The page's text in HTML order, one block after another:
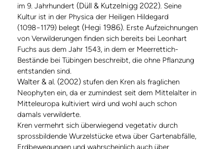
im 9. Jahrhundert (Düll & Kutzelnigg 2022). Seine
Kultur ist in der Physica der Heiligen Hildegard
(1098−1179) belegt (Hegi 1986). Erste Aufzeichnungen
von Verwilderungen finden sich bereits bei Leonhart
Fuchs aus dem Jahr 1543, in dem er Meerrettich-
Bestände bei Tübingen beschreibt, die ohne Pflanzung
entstanden sind.
Walter & al. (2002) stufen den Kren als fraglichen
Neophyten ein, da er zumindest seit dem Mittelalter in
Mitteleuropa kultiviert wird und wohl auch schon
damals verwilderte.
Kren vermehrt sich überwiegend vegetativ durch
sprossbildende Wurzelstücke etwa über Gartenabfälle,
Erdbewegungen und wahrscheinlich auch über